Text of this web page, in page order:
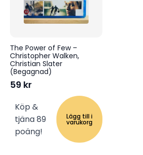
The Power of Few –
Christopher Walken,
Christian Slater
(Begagnad)
59 kr
Köp &
tjäna 89
poäng!
Lägg till i
varukorg